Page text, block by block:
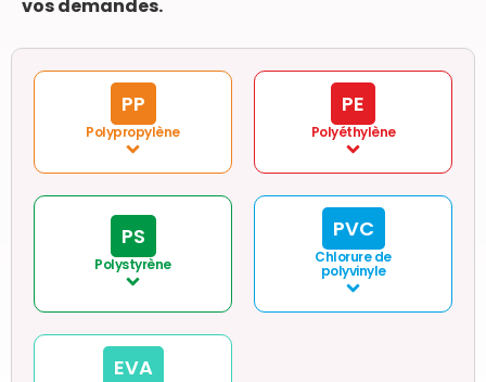
vos demandes.
PP
Polypropylène
PE
Polyéthylène
PS
Polystyrène
PVC
Chlorure de
polyvinyle
EVA